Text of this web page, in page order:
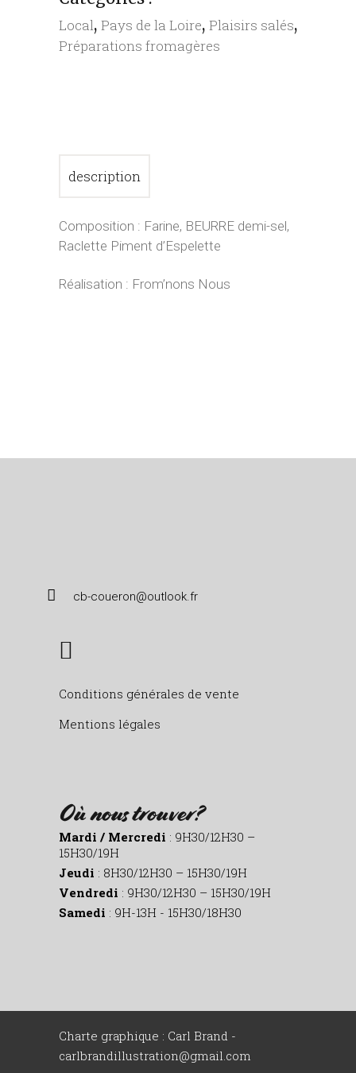
Local, Pays de la Loire, Plaisirs salés,
Préparations fromagères
description
Composition : Farine, BEURRE demi-sel,
Raclette Piment d’Espelette
Réalisation : From’nons Nous
cb-coueron@outlook.fr
Conditions générales de vente
Mentions légales
Où nous trouver?
Mardi / Mercredi : 9H30/12H30 –
15H30/19H
Jeudi : 8H30/12H30 – 15H30/19H
Vendredi : 9H30/12H30 – 15H30/19H
Samedi : 9H-13H - 15H30/18H30
Charte graphique : Carl Brand -
carlbrandillustration@gmail.com